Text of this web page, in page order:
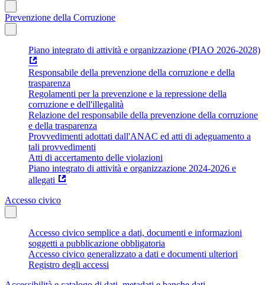
Prevenzione della Corruzione
Piano integrato di attività e organizzazione (PIAO 2026-2028)
Responsabile della prevenzione della corruzione e della
trasparenza
Regolamenti per la prevenzione e la repressione della
corruzione e dell'illegalità
Relazione del responsabile della prevenzione della corruzione
e della trasparenza
Provvedimenti adottati dall'ANAC ed atti di adeguamento a
tali provvedimenti
Atti di accertamento delle violazioni
Piano integrato di attività e organizzazione 2024-2026 e
allegati
Accesso civico
Accesso civico semplice a dati, documenti e informazioni
soggetti a pubblicazione obbligatoria
Accesso civico generalizzato a dati e documenti ulteriori
Registro degli accessi